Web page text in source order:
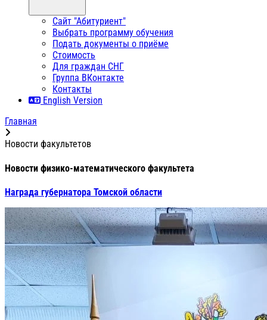
Сайт "Абитуриент"
Выбрать программу обучения
Подать документы о приёме
Стоимость
Для граждан СНГ
Группа ВКонтакте
Контакты
English Version
Главная
Новости факультетов
Новости физико-математического факультета
Награда губернатора Томской области